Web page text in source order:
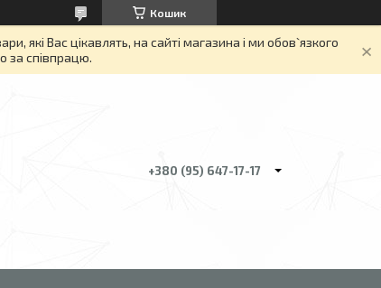
Кошик
які Вас цікавлять, на сайті магазина і ми обов`язкого
за співпрацю.
+380 (95) 647-17-17